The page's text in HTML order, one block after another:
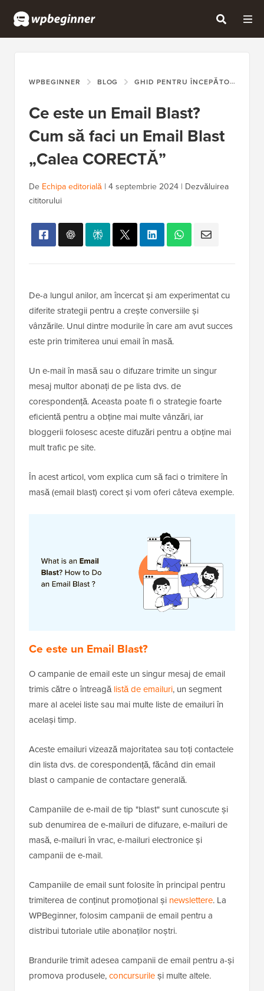
WPBEGINNER BLOG GHID PENTRU ÎNCEPĂTORI
Ce este un Email Blast?
Cum să faci un Email Blast
„Calea CORECTĂ”
De Echipa editorială | 4 septembrie 2024 | Dezvăluirea
cititorului
De-a lungul anilor, am încercat și am experimentat cu
diferite strategii pentru a crește conversiile și
vânzările. Unul dintre modurile în care am avut succes
este prin trimiterea unui email în masă.
Un e-mail în masă sau o difuzare trimite un singur
mesaj multor abonați de pe lista dvs. de
corespondență. Aceasta poate fi o strategie foarte
eficientă pentru a obține mai multe vânzări, iar
bloggerii folosesc aceste difuzări pentru a obține mai
mult trafic pe site.
În acest articol, vom explica cum să faci o trimitere în
masă (email blast) corect și vom oferi câteva exemple.
Ce este un Email Blast?
O campanie de email este un singur mesaj de email
trimis către o întreagălistă de emailuri, un segment
mare al acelei liste sau mai multe liste de emailuri în
același timp.
Aceste emailuri vizează majoritatea sau toți contactele
din lista dvs. de corespondență, făcând din email
blast o campanie de contactare generală.
Campaniile de e-mail de tip "blast" sunt cunoscute și
sub denumirea de e-mailuri de difuzare, e-mailuri de
masă, e-mailuri în vrac, e-mailuri electronice și
campanii de e-mail.
Campaniile de email sunt folosite în principal pentru
trimiterea de conținut promoțional și newslettere. La
WPBeginner, folosim campanii de email pentru a
distribui tutoriale utile abonaților noștri.
Brandurile trimit adesea campanii de email pentru a-și
promova produsele,concursurileși multe altele.